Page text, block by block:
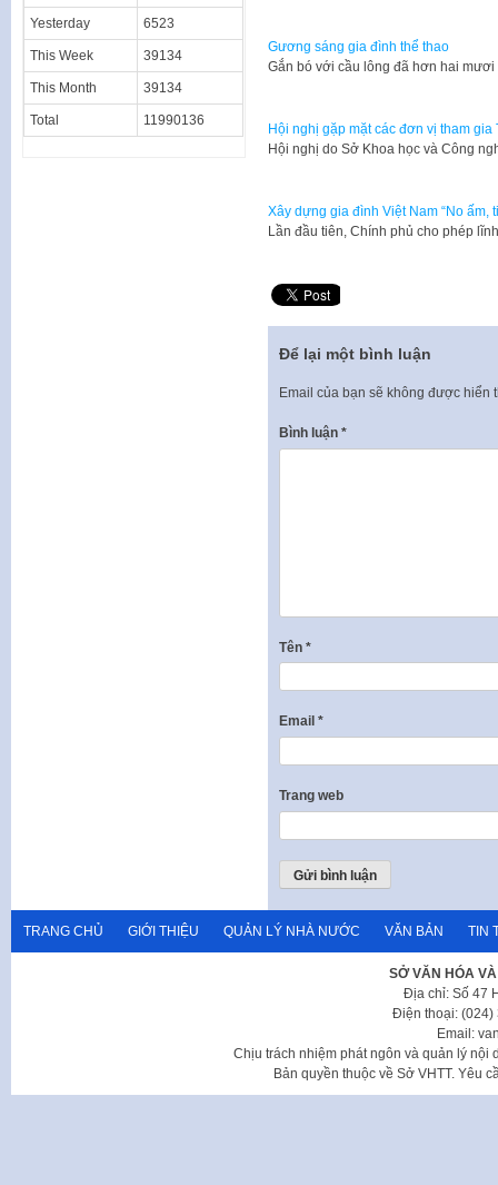
Gương sáng gia đình thể thao
Gắn bó với cầu lông đã hơn hai
Hội nghị gặp mặt các đơn vị tham gia
​Hội nghị do Sở Khoa học và Công
Xây dựng gia đình Việt Nam “No ấm,
Lần đầu tiên, Chính phủ cho phép
Để lại một bình luận
Email của bạn sẽ không được hiển
Bình luận *
Tên *
Email *
Trang web
Yesterday 6523
This Week 39134
This Month 39134
Total 11990136
TRANG CHỦ GIỚI THIỆU QUẢN LÝ NHÀ NƯỚC VĂN BẢN TIN
SỞ VĂN HÓA
Địa chỉ: Số 47
Điện thoại: (024)
Email:
Chịu trách nhiệm phát ngôn và quản lý nội
Bản quyền thuộc về Sở VHTT. Yêu